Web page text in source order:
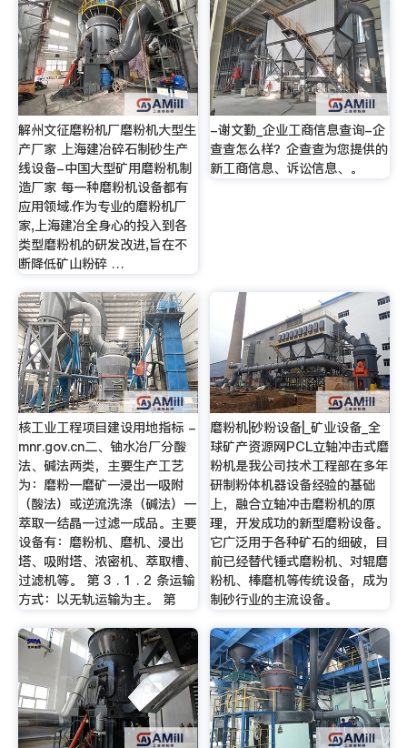
解州文征磨粉机厂磨粉机大型生
产厂家 上海建冶碎石制砂生产
线设备-中国大型矿用磨粉机制
造厂家 每一种磨粉机设备都有
应用领域.作为专业的磨粉机厂
家,上海建冶全身心的投入到各
类型磨粉机的研发改进,旨在不
断降低矿山粉碎 …
-谢文勤_企业工商信息查询-企
查查怎么样？企查查为您提供的
新工商信息、诉讼信息、。
核工业工程项目建设用地指标 -
mnr.gov.cn二、铀水冶厂分酸
法、碱法两类，主要生产工艺
为：磨粉一磨矿一浸出一吸附
（酸法）或逆流洗涤（碱法）一
萃取一结晶一过滤一成品。主要
设备有：磨粉机、磨机、浸出
塔、吸附塔、浓密机、萃取槽、
过滤机等。 第 3 . 1 . 2 条运输
方式：以无轨运输为主。 第
磨粉机|砂粉设备|_矿业设备_全
球矿产资源网PCL立轴冲击式磨
粉机是我公司技术工程部在多年
研制粉体机器设备经验的基础
上，融合立轴冲击磨粉机的原
理，开发成功的新型磨粉设备。
它广泛用于各种矿石的细破，目
前已经替代锤式磨粉机、对辊磨
粉机、棒磨机等传统设备，成为
制砂行业的主流设备。